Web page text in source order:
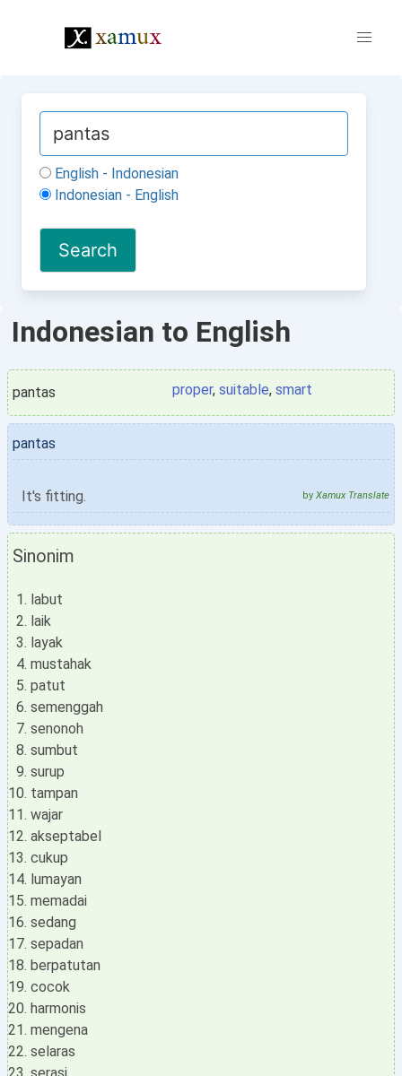
English - Indonesian
Indonesian - English
Indonesian to English
pantas proper, suitable, smart
pantas
It's fitting. by Xamux Translate
Sinonim
labut
laik
layak
mustahak
patut
semenggah
senonoh
sumbut
surup
tampan
wajar
akseptabel
cukup
lumayan
memadai
sedang
sepadan
berpatutan
cocok
harmonis
mengena
selaras